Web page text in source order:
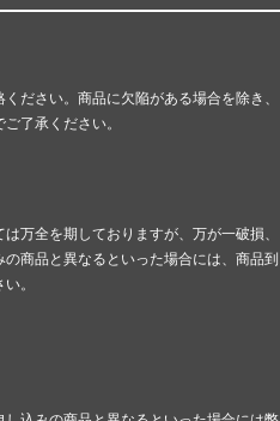
ださい。商品に欠陥がある場合を除き、
了承ください。
万全を期しておりますが、万が一破損、
商品と異なるといった場合には、商品到
。